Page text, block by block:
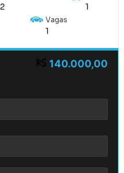
2 1
Vagas
1
140.000,00